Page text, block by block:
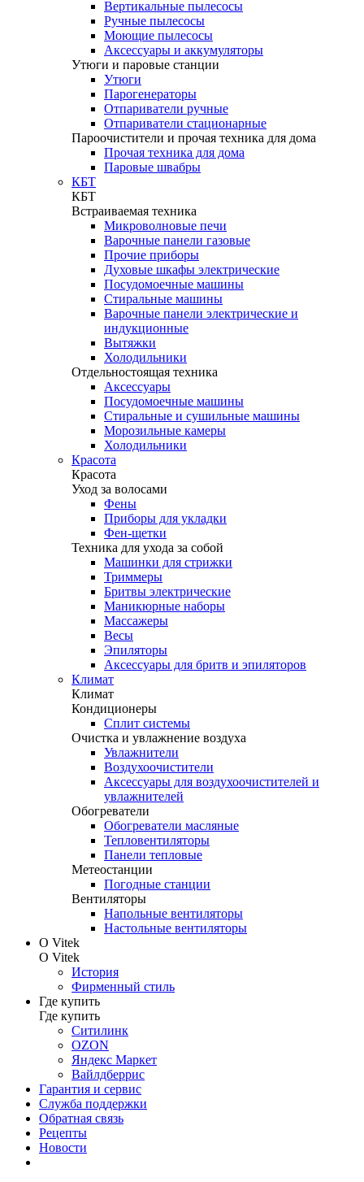
Вертикальные пылесосы
Ручные пылесосы
Моющие пылесосы
Аксессуары и аккумуляторы
Утюги и паровые станции
Утюги
Парогенераторы
Отпариватели ручные
Отпариватели стационарные
Пароочистители и прочая техника для дома
Прочая техника для дома
Паровые швабры
КБТ
КБТ
Встраиваемая техника
Микроволновые печи
Варочные панели газовые
Прочие приборы
Духовые шкафы электрические
Посудомоечные машины
Стиральные машины
Варочные панели электрические и
индукционные
Вытяжки
Холодильники
Отдельностоящая техника
Аксессуары
Посудомоечные машины
Стиральные и сушильные машины
Морозильные камеры
Холодильники
Красота
Красота
Уход за волосами
Фены
Приборы для укладки
Фен-щетки
Техника для ухода за собой
Машинки для стрижки
Триммеры
Бритвы электрические
Маникюрные наборы
Массажеры
Весы
Эпиляторы
Аксессуары для бритв и эпиляторов
Климат
Климат
Кондиционеры
Сплит системы
Очистка и увлажнение воздуха
Увлажнители
Воздухоочистители
Аксессуары для воздухоочистителей и
увлажнителей
Обогреватели
Обогреватели масляные
Тепловентиляторы
Панели тепловые
Метеостанции
Погодные станции
Вентиляторы
Напольные вентиляторы
Настольные вентиляторы
О Vitek
О Vitek
История
Фирменный стиль
Где купить
Где купить
Ситилинк
OZON
Яндекс Маркет
Вайлдберрис
Гарантия и сервис
Служба поддержки
Обратная связь
Рецепты
Новости